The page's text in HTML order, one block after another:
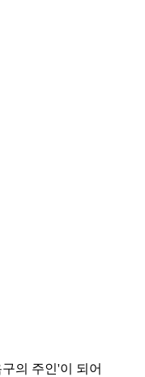
의 주인'이 되어